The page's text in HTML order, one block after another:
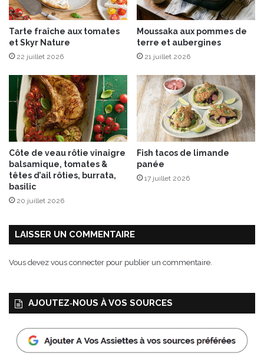
e
d
e
n
o
e
s
c
o
u
e
s
a
e
s
A
n
g
Tarte fraîche aux tomates
et Skyr Nature
22 juillet 2026
Moussaka aux pommes de
terre et aubergines
21 juillet 2026
Côte de veau rôtie vinaigre
balsamique, tomates &
têtes d’ail rôties, burrata,
basilic
20 juillet 2026
Fish tacos de limande
panée
17 juillet 2026
LAISSER UN COMMENTAIRE
Vous devez vous connecter pour publier un commentaire.
AJOUTEZ‑NOUS À VOS SOURCES